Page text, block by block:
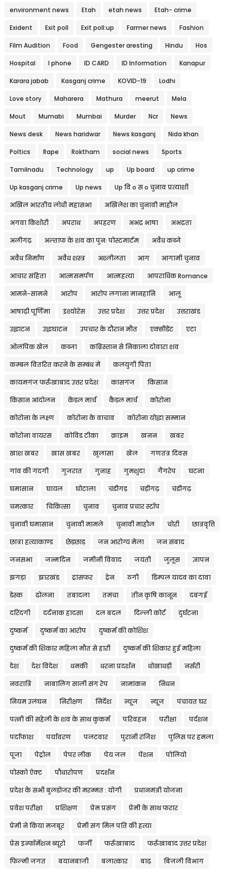
environment news Etah etah news Etah- crime
Exident Exit poll Exit poll:up Farmer news Fashion
Film Audition Food Gengester aresting Hindu Hos
Hospital I phone ID CARD ID Information Kanapur
Karara jabab Kasganj crime KOVID-19 Lodhi
Love story Maharera Mathura meerut Mela
Mout Mumabi Mumbai Murder Ncr News
News desk News haridwar News kasganj Nida khan
Poltics Rape Roktham social news Sports
Tamilnadu Technology up Up board up crime
Up kasganj crime Up news Up वि o स o चुनाव प्रत्याशी
अखिल भारतीय लोधी महासभा अखिलेश का चुनावी माहौल
अगवा किशोरी अपराध अपहरण अभद्र भाषा अभद्रता
अलीगढ़ अल्ताफ के शव का पुनः पोस्टमार्टम अवैध कब्जे
अवैध निर्माण अवैध शस्त्र अश्लीलता आग आगामी चुनाव
आचार संहिता आत्मसमर्पण आत्महत्या आपराधिक Romance
आमने-सामने आरोप आरोप लगाना मानहानि आलू
आषाढ़ी पूर्णिमा इंश्योरेंस उत्तर प्रदेश उत्तर प्रदेश उत्तराखंड
उद्घाटन उद्धघाटन उपचार के दौरान मौत एक्सीडेंट एटा
ओलंपिक खेल कब्जा कब्रिस्तान से निकाला दोवारा शव
कम्बल वितरित करने के सम्बंध में कलयुगी पिता
कायमगंज फर्रुखाबाद उत्तर प्रदेश कासगंज किसान
किसान आंदोलन केंडल मार्च कैंडल मार्च कोरोना
कोरोना के लक्ष्ण कोरोना के वाचाव कोरोना योद्धा सम्मान
कोरोना वायरस कोविड टीका क्राइम खनन खबर
खाश खबर खास खबर खुलासा खेल गणतंत्र दिवस
गांव की गंदगी गुजरात गुनाह गुमशुदा गैंगरेप घटना
घमासान घायल घोटाला चंडीगड़ चड़ीगढ़ चंडीगढ़
चमत्कार चिकित्सा चुनाव चुनाव प्रचार स्टॉप
चुनावी घमासान चुनावी मामले चुनावी माहौल चोरी छात्रवृत्ति
छात्रा हत्याकाण्ड छेड़छाड़ जन आरोग्य मेला जन संबाद
जनसभा जन्मदिन जमीनी विवाद जयंती जुलूस ज्ञापन
झगड़ा झारखंड ट्रांसफर ट्रेन ठगी डिम्पल यादव का दावा
डेस्क ढोलना तबादला तमंचा तीन कृषि कानून दबंगई
दरिंदगी दर्दनाक हादसा दल बदल दिल्ली कोर्ट दुर्घटना
दुष्कर्म दुष्कर्म का आरोप दुष्कर्म की कोशिश
दुष्कर्म की शिकार महिला मौत से हारी दुष्कर्म की शिकार हुई महिला
देश देश विदेश धमकी धरना प्रदर्शन धोखाधड़ी नर्सरी
नवरात्रि नाबालिग साली संग रेप नामांकन निधन
नियम उलंघन निरीक्षण निर्देश न्यूज न्यूज़ पंचायत घर
पत्नी की सहेली के शव के साथ कुकर्म परिवहन परीक्षा पर्दशन
पर्दाफाश पर्यावरण पलटवार पुरानी रंजिश पुलिस पर हमला
पूजा पेट्रोल पेपर लीक पेय जल पेंशन पोलियो
पोस्को ऐक्ट पौधारोपण प्रदर्शन
प्रदेश के सभी बुलडोजर की मरम्मत : योगी प्रधानमंत्री योजना
प्रवेश परीक्षा प्रशिक्षण प्रेम प्रसंग प्रेमी के साथ फरार
प्रेमी ने किया मजबूर प्रेमी संग मिल पति की हत्या
प्रेस इन्फॉर्मेशन ब्यूरो फर्जी फर्रुखाबाद फर्रुखाबाद उत्तर प्रदेश
फिल्मी जगत बयानबाजी बलात्कार बाढ़ बिजली विभाग